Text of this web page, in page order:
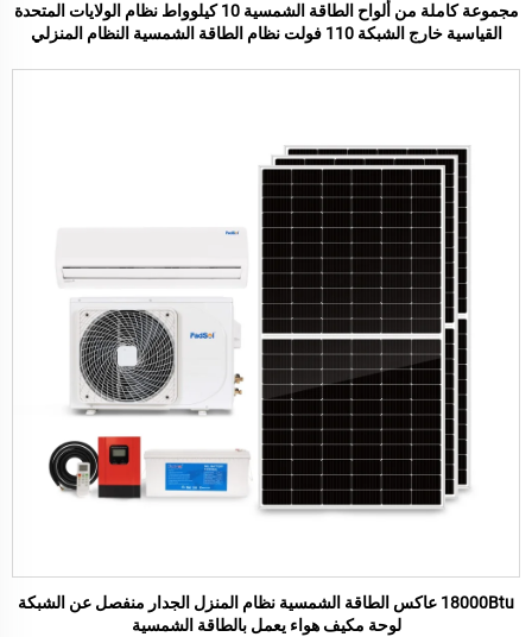
مجموعة كاملة من ألواح الطاقة الشمسية 10 كيلوواط نظام الولايات المتحدة
القياسية خارج الشبكة 110 فولت نظام الطاقة الشمسية النظام المنزلي
18000Btu عاكس الطاقة الشمسية نظام المنزل الجدار منفصل عن الشبكة
لوحة مكيف هواء يعمل بالطاقة الشمسية